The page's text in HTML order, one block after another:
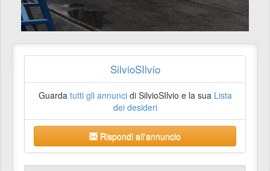
SilvioSIlvio
Guarda tutti gli annuncidi SilvioSIlvio e la sua Lista
dei desideri
Rispondi all'annuncio